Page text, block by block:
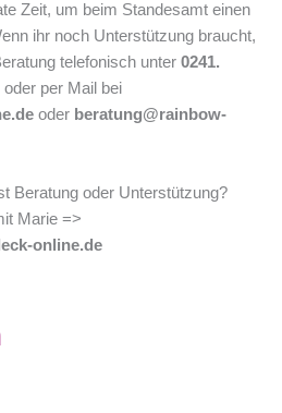
Zeit, um beim Standesamt einen
ihr noch Unterstützung braucht,
telefonisch unter 0241.
oder per Mail bei
oder beratung@rainbow-
Beratung oder Unterstützung?
Marie =>
online.de